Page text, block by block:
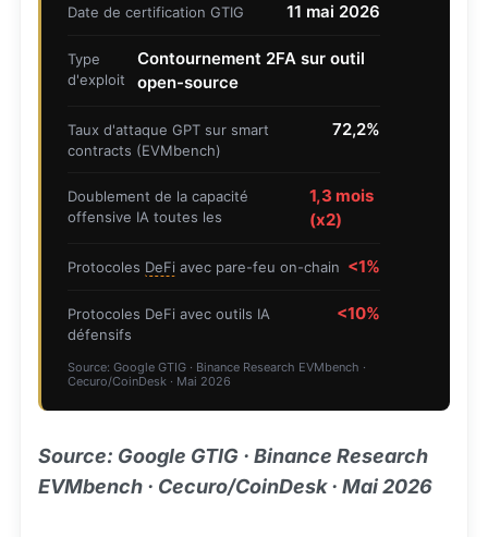
Date de certification GTIG 11 mai 2026
Type
d'exploit
Contournement 2FA sur outil
open-source
Taux d'attaque GPT sur smart
contracts (EVMbench)
72,2%
Doublement de la capacité
offensive IA toutes les
1,3 mois
(x2)
Protocoles DeFi avec pare-feu on-chain <1%
Protocoles DeFi avec outils IA
défensifs
<10%
Source: Google GTIG · Binance Research EVMbench ·
Cecuro/CoinDesk · Mai 2026
Source: Google GTIG · Binance Research
EVMbench · Cecuro/CoinDesk · Mai 2026